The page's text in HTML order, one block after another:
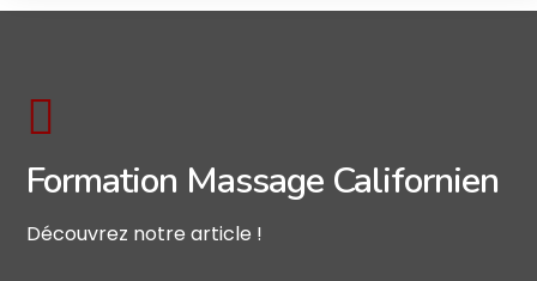

Formation Massage Californien
Découvrez notre article !